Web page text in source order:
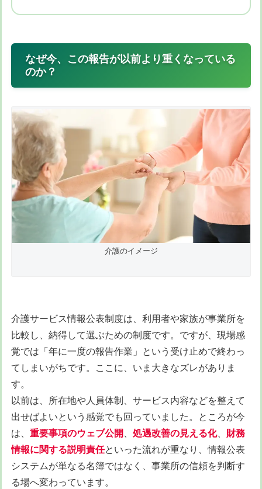
なぜ今、この報告が以前より重くなっている
のか？
介護のイメージ
介護サービス情報公表制度は、利用者や家族が事業所を
比較し、納得して選ぶための制度です。ですが、現場感
覚では「年に一度の報告作業」という受け止めで終わっ
てしまいがちです。ここに、いま大きなズレがありま
す。
以前は、所在地や人員体制、サービス内容などを整えて
出せばよいという感覚でも回っていました。ところが今
は、 重要事項のウェブ公開 、 処遇改善の見える化、 財務
情報に関する説明責任といった流れが重なり、情報公表
システムが単なる名簿ではなく、事業所の信頼を判断す
る場へ変わっています。